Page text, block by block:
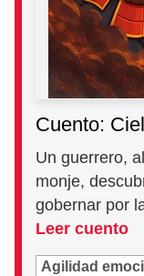
Cuento:
Un guerrero,
monje,
gobernar por
Leer cuento
Agilidad